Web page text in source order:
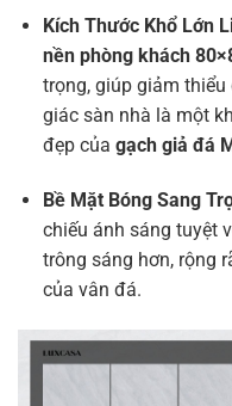
Kích Thước Khổ Lớn
nền phòng khách
trọng, giúp giảm
giác sàn nhà là một
đẹp của gạch giả đá
Bề Mặt Bóng Sang
chiếu ánh sáng tuyệt
trông sáng hơn, rộng
của vân đá.